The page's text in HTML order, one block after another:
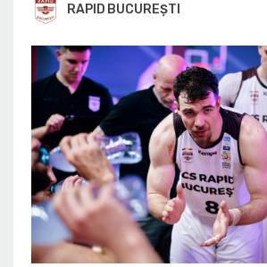
RAPID BUCUREȘTI